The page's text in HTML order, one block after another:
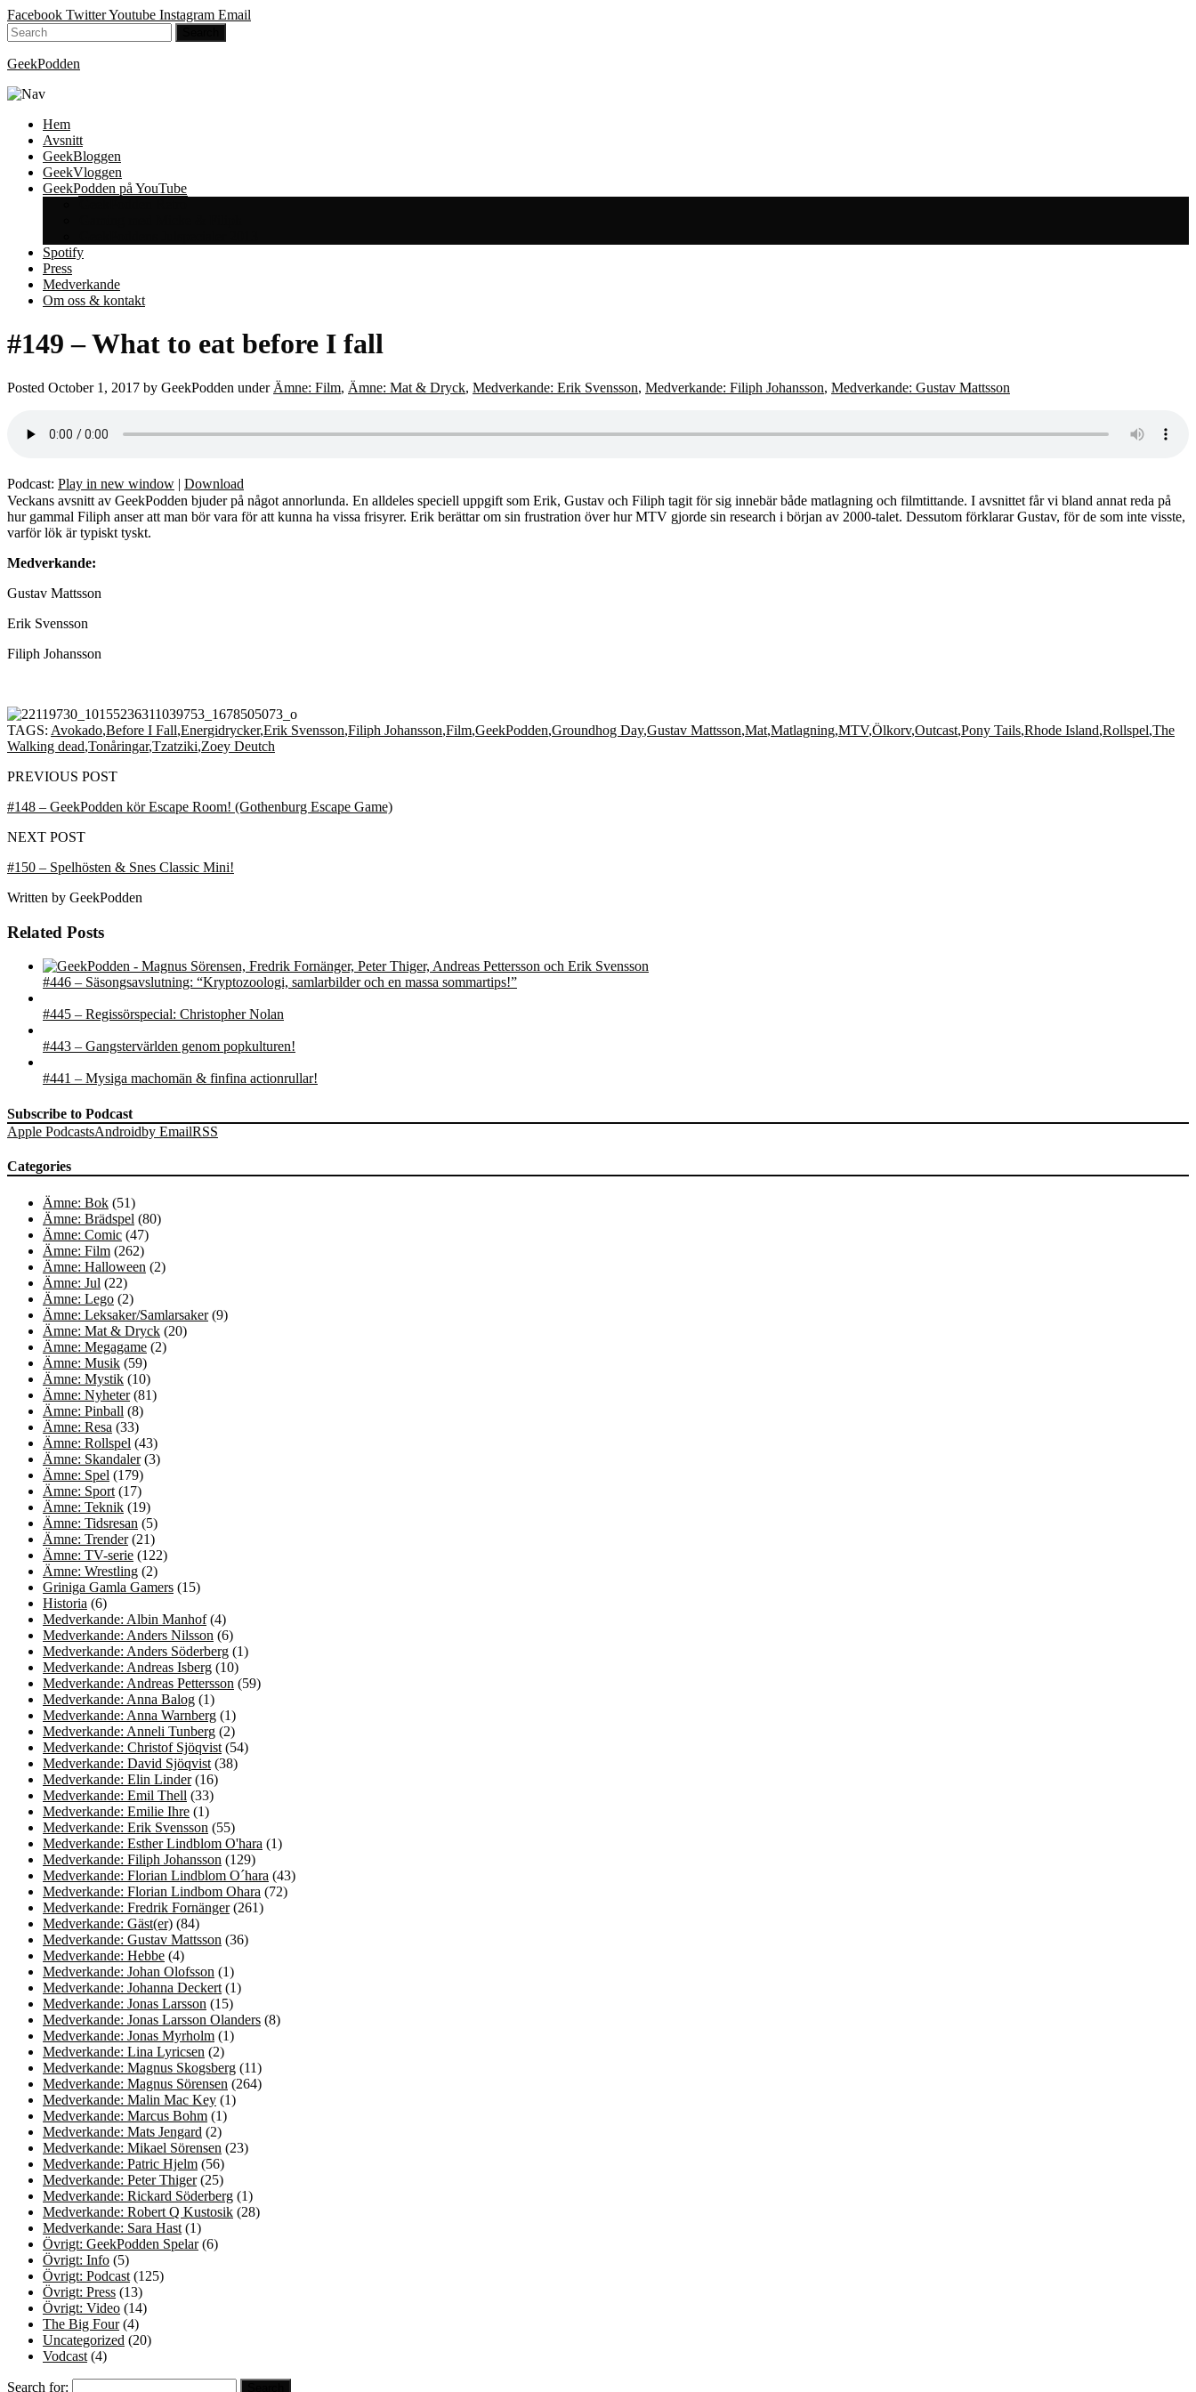
Facebook TwitterYoutube Instagram Email
GeekPodden
Hem
Avsnitt
GeekBloggen
GeekVloggen
GeekPodden på YouTube
Spotify
Press
Medverkande
Om oss & kontakt
#149 – What to eat before I fall
Posted October 1, 2017 by GeekPodden under Ämne: Film, Ämne: Mat & Dryck, Medverkande: Erik Svensson, Medverkande: Filiph Johansson, Medverkande: Gustav Mattsson
Podcast: Play in new window | Download
Veckans avsnitt av GeekPodden bjuder på något annorlunda. En alldeles speciell uppgift som Erik, Gustav och Filiph tagit för sig innebär både matlagning och filmtittande. I avsnittet får vi bland annat reda på
hur gammal Filiph anser att man bör vara för att kunna ha vissa frisyrer. Erik berättar om sin frustration över hur MTV gjorde sin research i början av 2000-talet. Dessutom förklarar Gustav, för de som inte visste,
varför lök är typiskt tyskt.
Medverkande:
Gustav Mattsson
Erik Svensson
Filiph Johansson
TAGS: Avokado,Before I Fall,Energidrycker,Erik Svensson,Filiph Johansson,Film,GeekPodden,Groundhog Day,Gustav Mattsson,Mat,Matlagning,MTV,Ölkorv,Outcast,Pony Tails,Rhode Island,Rollspel,The
Walking dead,Tonåringar,Tzatziki,Zoey Deutch
PREVIOUS POST
#148 – GeekPodden kör Escape Room! (Gothenburg Escape Game)
NEXT POST
#150 – Spelhösten & Snes Classic Mini!
Written by GeekPodden
Related Posts
#446 – Säsongsavslutning: “Kryptozoologi, samlarbilder och en massa sommartips!”
#445 – Regissörspecial: Christopher Nolan
#443 – Gangstervärlden genom popkulturen!
#441 – Mysiga machomän & finfina actionrullar!
Subscribe to Podcast
Apple PodcastsAndroidby EmailRSS
Categories
Ämne: Bok (51)
Ämne: Brädspel (80)
Ämne: Comic (47)
Ämne: Film (262)
Ämne: Halloween (2)
Ämne: Jul (22)
Ämne: Lego (2)
Ämne: Leksaker/Samlarsaker(9)
Ämne: Mat & Dryck (20)
Ämne: Megagame (2)
Ämne: Musik (59)
Ämne: Mystik (10)
Ämne: Nyheter(81)
Ämne: Pinball (8)
Ämne: Resa (33)
Ämne: Rollspel (43)
Ämne: Skandaler(3)
Ämne: Spel (179)
Ämne: Sport (17)
Ämne: Teknik (19)
Ämne: Tidsresan (5)
Ämne: Trender(21)
Ämne: TV-serie (122)
Ämne: Wrestling (2)
Griniga Gamla Gamers (15)
Historia (6)
Medverkande: Albin Manhof(4)
Medverkande: Anders Nilsson (6)
Medverkande: Anders Söderberg (1)
Medverkande: Andreas Isberg (10)
Medverkande: Andreas Pettersson (59)
Medverkande: Anna Balog (1)
Medverkande: Anna Warnberg (1)
Medverkande: Anneli Tunberg (2)
Medverkande: Christof Sjöqvist (54)
Medverkande: David Sjöqvist (38)
Medverkande: Elin Linder(16)
Medverkande: Emil Thell (33)
Medverkande: Emilie Ihre (1)
Medverkande: Erik Svensson (55)
Medverkande: Esther Lindblom O'hara (1)
Medverkande: Filiph Johansson (129)
Medverkande: Florian Lindblom O´hara (43)
Medverkande: Florian Lindbom Ohara (72)
Medverkande: Fredrik Fornänger(261)
Medverkande: Gäst(er) (84)
Medverkande: Gustav Mattsson (36)
Medverkande: Hebbe (4)
Medverkande: Johan Olofsson (1)
Medverkande: Johanna Deckert (1)
Medverkande: Jonas Larsson (15)
Medverkande: Jonas Larsson Olanders (8)
Medverkande: Jonas Myrholm (1)
Medverkande: Lina Lyricsen (2)
Medverkande: Magnus Skogsberg (11)
Medverkande: Magnus Sörensen (264)
Medverkande: Malin Mac Key (1)
Medverkande: Marcus Bohm (1)
Medverkande: Mats Jengard (2)
Medverkande: Mikael Sörensen (23)
Medverkande: Patric Hjelm (56)
Medverkande: Peter Thiger(25)
Medverkande: Rickard Söderberg (1)
Medverkande: Robert Q Kustosik (28)
Medverkande: Sara Hast (1)
Övrigt: GeekPodden Spelar(6)
Övrigt: Info (5)
Övrigt: Podcast (125)
Övrigt: Press (13)
Övrigt: Video (14)
The Big Four(4)
Uncategorized (20)
Vodcast (4)
Search for: